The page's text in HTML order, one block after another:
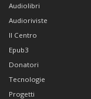
Audiolibri
Audioriviste
Il Centro
Epub3
Donatori
Tecnologie
Progetti